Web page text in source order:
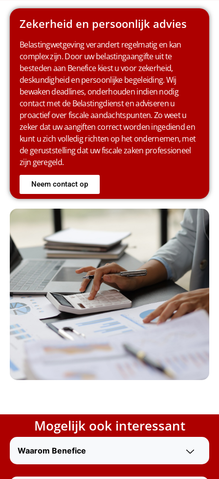
Zekerheid en persoonlijk advies
Belastingwetgeving verandert regelmatig en kan
complex zijn. Door uw belastingaangifte uit te
besteden aan Beneficekiest u voor zekerheid,
deskundigheid en persoonlijke begeleiding. Wij
bewaken deadlines, onderhouden indien nodig
contact met de Belastingdienst en adviseren u
proactief over fiscale aandachtspunten. Zo weet u
zeker dat uw aangiften correct worden ingediend en
kunt u zich volledig richten op het ondernemen, met
de geruststelling dat uw fiscale zaken professioneel
zijn geregeld.
Neem contact op
Mogelijk ook interessant
Waarom Benefice